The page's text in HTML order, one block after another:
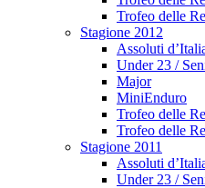
Trofeo delle
Stagione 2012
Assoluti
Under 23 /
Major
MiniEnduro
Trofeo delle
Trofeo delle
Stagione 2011
Assoluti
Under 23 /